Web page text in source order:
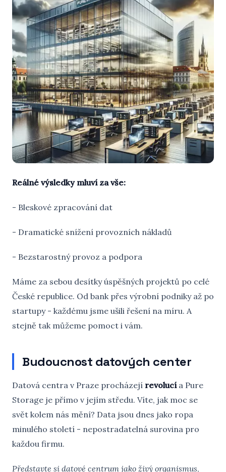
Reálné výsledky mluví za vše:
- Bleskové zpracování dat
- Dramatické snížení provozních nákladů
- Bezstarostný provoz a podpora
Máme za sebou desítky úspěšných projektů po celé
České republice. Od bank přes výrobní podniky až po
startupy - každému jsme ušili řešení na míru. A
stejně tak můžeme pomoct i vám.
Budoucnost datových center
Datová centra v Praze procházejí revolucía Pure
Storage je přímo v jejím středu. Víte, jak moc se
svět kolem nás mění? Data jsou dnes jako ropa
minulého století - nepostradatelná surovina pro
každou firmu.
Představte si datové centrum jako živý organismus,